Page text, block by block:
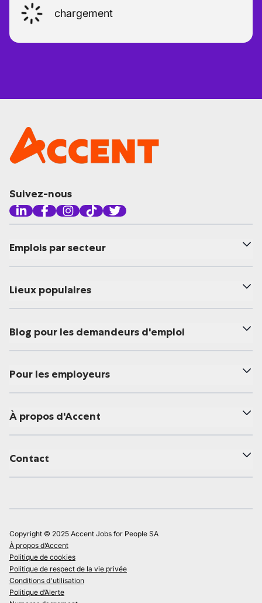
chargement
Suivez-nous
Emplois par secteur
Lieux populaires
Blog pour les demandeurs d'emploi
Pour les employeurs
À propos d'Accent
Contact
Copyright © 2025 Accent Jobs for People SA
À propos d’Accent
Politique de cookies
Politique de respect de la vie privée
Conditions d'utilisation
Politique d’Alerte